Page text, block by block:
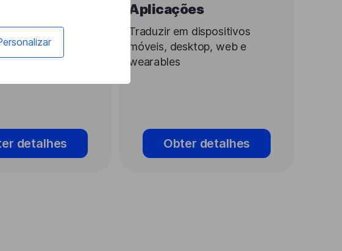
aplicativos
Windows e Mac
offline e online
detalhes
Aplicações
Traduzir em dispositivos
móveis, desktop, web e
wearables
Obter detalhes